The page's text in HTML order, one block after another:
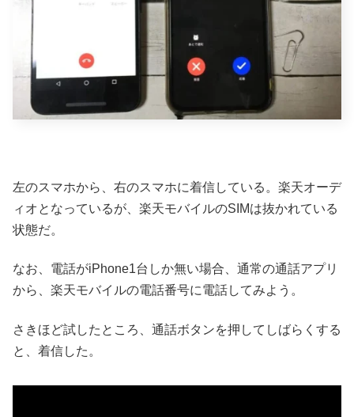
左のスマホから、右のスマホに着信している。楽天オーデ
ィオとなっているが、楽天モバイルのSIMは抜かれている
状態だ。
なお、電話がiPhone1台しか無い場合、通常の通話アプリ
から、楽天モバイルの電話番号に電話してみよう。
さきほど試したところ、通話ボタンを押してしばらくする
と、着信した。